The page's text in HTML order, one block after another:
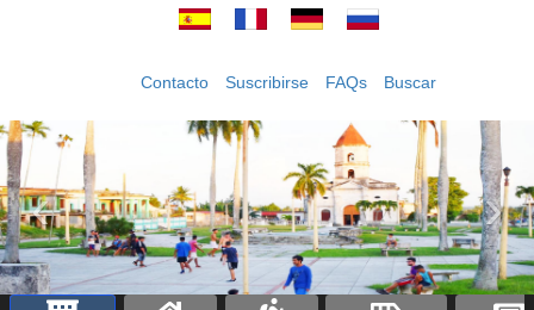
Contacto Suscribirse FAQs Buscar
‹ ›